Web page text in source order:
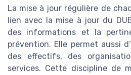
La mise à jour régulière de
lien avec la mise à jour du
des informations et la
prévention. Elle permet aussi
des effectifs, des
services. Cette discipline de